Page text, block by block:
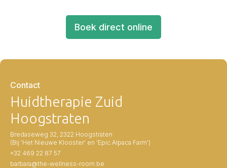
Boek direct online
Contact
Huidtherapie Zuid
Hoogstraten
Bredaseweg 32, 2322 Hoogstraten
(Bij 'Het Nieuwe Klooster' en 'Epic Alpaca Farm')
+32 469 22 87 57
barbara@the-wellness-room.be